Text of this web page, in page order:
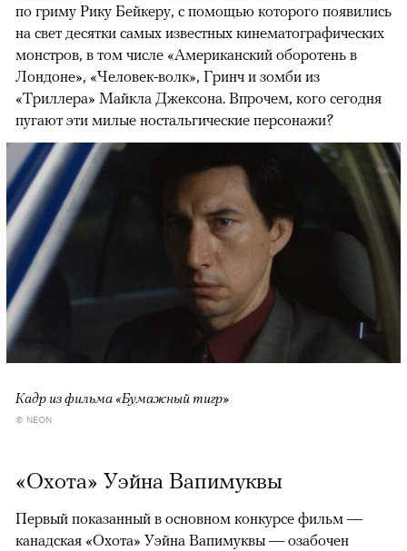
по гриму Рику Бейкеру, с помощью которого появились
на свет десятки самых известных кинематографических
монстров, в том числе «Американский оборотень в
Лондоне», «Человек-волк», Гринч и зомби из
«Триллера» Майкла Джексона. Впрочем, кого сегодня
пугают эти милые ностальгические персонажи?
Кадр из фильма «Бумажный тигр»
© NEON
«Охота» Уэйна Вапимуквы
Первый показанный в основном конкурсе фильм —
канадская «Охота» Уэйна Вапимуквы — озабочен